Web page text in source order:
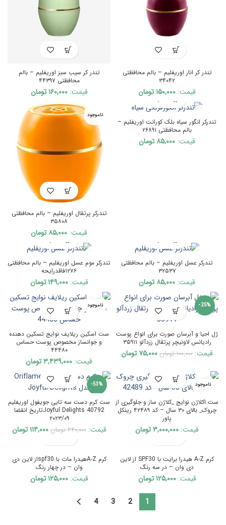
تندر کر انار اوریفلیم – بالم محافظتی
۳۴۰۴۲
قیمت: ۱۵۰,۰۰۰تومان
تندر کر سیب سبز اوریفلیم – بالم
محافظتی ۴۴۳۹۷
قیمت:۱۶۰,۰۰۰ تومان
ناموجود
تندرکر انگور سیاه بلک کورانت اوریفلیم –
بالم محافظتی ۲۶۸۹۱
قیمت: ۸۵,۰۰۰ تومان
ناموجود
تندرکر پرتقال اوریفلیم – بالم محافظتی
۳۵۸۰۸
قیمت: ۸۵,۰۰۰ تومان
ناموجود
تندرکر عسل اوریفلیم – بالم محافظتی
۳۲۵۳۷
قیمت: ۸۵,۰۰۰ تومان
ناموجود
تندرکر موم عسل اوریفلیم – بالم محافظتی
۱۲۷۶فاقدرایحه
قیمت:۱۴۹,۰۰۰ تومان
-25%
ژل احیا و آبرسان صورت برای انواع پوست
رادیانس لاونیچر پرتقال زردآلو ۳۵۹۱۱
قیمت: ۱۰۰,۰۰۰ تومان Original
was:
۱۰۰,۰۰۰ تومان.
۷۵,۰۰۰ تومانCurrent
۷۵,۰۰۰ تومان.
ناموجود
ست اسکین ریلایف نوایج تسکین دهنده
و جوانساز مخصوص پوست حساس
۴۴۴۸۰
قیمت: ۳,۴۳۹,۰۰۰تومان
ناموجود
ست اکلاژن نوایج _کلاژن ساز و جلوگیری از
چروک_ بالای ۳۰ سال – کد ۴۲۴۸۹ رینکل
پاور
قیمت: ۳,۰۰۰,۰۰۰تومان
-53%
ناموجود
ست کرم دست سه تایی جویفول اوریفلیم
Joyful Delights 40792تاریخ انقضا
۲۰۲۳/۰۹
قیمت:۲۴۰,۰۰۰ تومانOriginal
۲۴۰,۰۰۰ تومان.
۱۱۴,۰۰۰ تومان
کرم A-Z هیدرا برایت با SPF30 از لاین
دی وان – در سه رنگ
قیمت:۱۲۵,۰۰۰ تومان
کرم A-Zهیدرا مات با spf30از لاین دی
وان – در چهار رنگ
قیمت:۱۲۵,۰۰۰ تومان
1
2
3
4